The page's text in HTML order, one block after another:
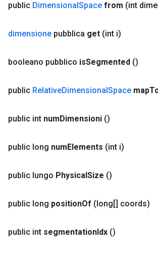
public DimensionalSpace from (int
dimensione pubblica get (int i)
booleano pubblico isSegmented ()
public RelativeDimensionalSpace map
public int numDimensioni ()
public long numElements (int i)
public lungo PhysicalSize ()
public long positionOf (long[] coords)
public int segmentationIdx ()